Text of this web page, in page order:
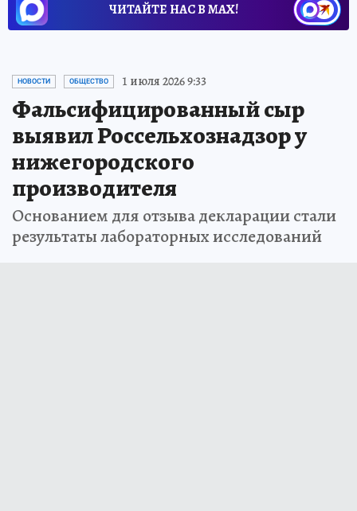
ЧИТАЙТЕ НАС В МАХ!
НОВОСТИ ОБЩЕСТВО 1 июля 2026 9:33
Фальсифицированный сыр
выявил Россельхознадзор у
нижегородского
производителя
Основанием для отзыва декларации стали
результаты лабораторных исследований